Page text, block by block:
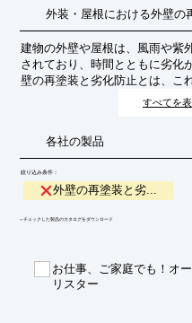
外装・屋根における外壁の
建物の外壁や屋根は、風雨や紫
されており、時間とともに劣化
壁の再塗装と劣化防止とは、こ
せ、さらに耐久性を高め、建物
すべてを
各社の製品
絞り込み条件：
外壁の再塗装と劣...
​▼チェックした製品のカタログをダウンロード
お仕事、ご家庭でも！オ
リスター